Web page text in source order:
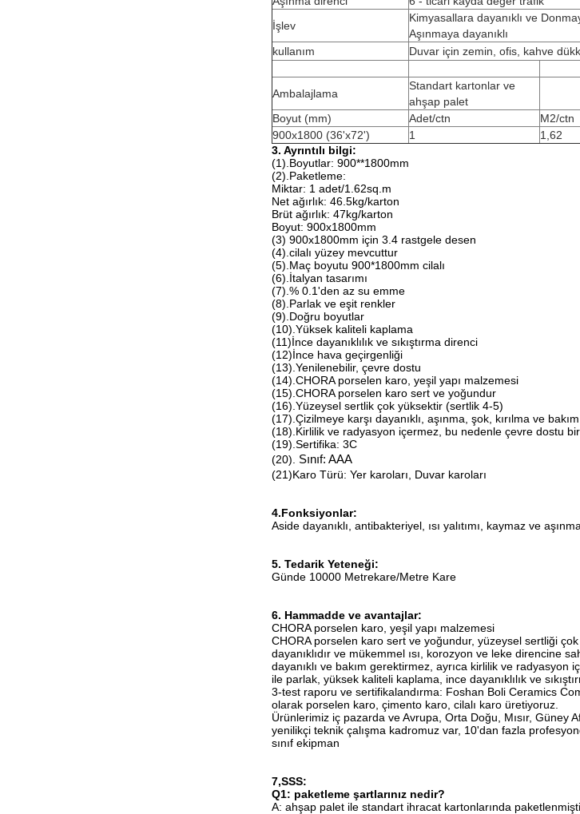
İşlev
Kimyasallara dayanıklı ve
Aşınmaya dayanıklı
kullanım
Duvar için zemin, ofis, kahve
Ambalajlama
Standart kartonlar ve
ahşap palet
Boyut (mm)
Adet/ctn M2/ctn
900x1800 (36'x72')
1 1,62
3. Ayrıntılı bilgi:
(1).Boyutlar: 900**1800mm
(2).Paketleme:
Miktar: 1 adet/1.62sq.m
Net ağırlık: 46.5kg/karton
Brüt ağırlık: 47kg/karton
Boyut: 900x1800mm
(3) 900x1800mm için 3.4 rastgele desen
(4).cilalı yüzey mevcuttur
(5).Maç boyutu 900*1800mm cilalı
(6).İtalyan tasarımı
(7).% 0.1'den az su emme
(8).Parlak ve eşit renkler
(9).Doğru boyutlar
(10).Yüksek kaliteli kaplama
(11)İnce dayanıklılık ve sıkıştırma direnci
(12)İnce hava geçirgenliği
(13).Yenilenebilir, çevre dostu
(14).CHORA porselen karo, yeşil yapı malzemesi
(15).CHORA porselen karo sert ve yoğundur
(16).Yüzeysel sertlik çok yüksektir (sertlik 4-5)
(17).Çizilmeye karşı dayanıklı, aşınma, şok, kırılma ve
(18).Kirlilik ve radyasyon içermez, bu nedenle çevre dostu bir
(19).Sertifika: 3C
(20). Sınıf: AAA
(21)Karo Türü: Yer karoları, Duvar karoları
4.Fonksiyonlar:
Aside dayanıklı, antibakteriyel, ısı yalıtımı, kaymaz ve
5. Tedarik Yeteneği:
Günde 10000 Metrekare/Metre Kare
6. Hammadde ve avantajlar:
CHORA porselen karo, yeşil yapı malzemesi
CHORA porselen karo sert ve yoğundur, yüzeysel sertliği çok
dayanıklıdır ve mükemmel ısı, korozyon ve leke direncine
dayanıklı ve bakım gerektirmez, ayrıca kirlilik ve
ile parlak, yüksek kaliteli kaplama, ince dayanıklılık ve
3-test raporu ve sertifikalandırma: Foshan Boli Ceramics
olarak porselen karo, çimento karo, cilalı karo üretiyoruz.
Ürünlerimiz iç pazarda ve Avrupa, Orta Doğu, Mısır, Güney
yenilikçi teknik çalışma kadromuz var, 10'dan fazla
sınıf ekipman
7,SSS:
Q1: paketleme şartlarınız nedir?
A: ahşap palet ile standart ihracat kartonlarında